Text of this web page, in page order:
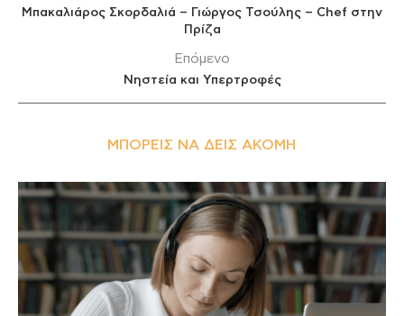
Μπακαλιάρος Σκορδαλιά – Γιώργος Τσούλης – Chef στην
Πρίζα
Επόμενο
Νηστεία και Υπερτροφές
ΜΠΟΡΕΊΣ ΝΑ ΔΕΙΣ ΑΚΌΜΗ